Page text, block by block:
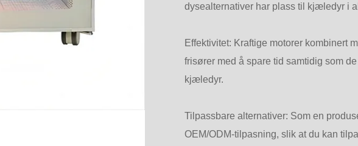
dysealternativer har plass til kjæledyr i
Effektivitet: Kraftige motorer kombinert
frisører med å spare tid samtidig som
kjæledyr.
Tilpassbare alternativer: Som en
OEM/ODM-tilpasning, slik at du kan